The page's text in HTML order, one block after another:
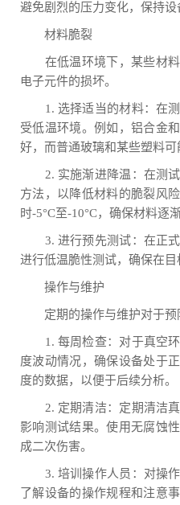
避免剧烈的压力变化，保持设
材料脆裂
在低温环境下，某些材料
电子元件的损坏。
1. 选择适当的材料：在测
受低温环境。例如，铝合金
好，而普通玻璃和某些塑料可
2. 实施渐进降温：在测试
方法，以降低材料的脆裂风
时-5°C至-10°C，确保材料逐
3. 进行预先测试：在正式
进行低温脆性测试，确保在目
操作与维护
定期的操作与维护对于预
1. 每周检查：对于真空环
度波动情况，确保设备处于
度的数据，以便于后续分析。
2. 定期清洁：定期清洁真
影响测试结果。使用无腐蚀
成二次伤害。
3. 培训操作人员：对操作
了解设备的操作规程和注意